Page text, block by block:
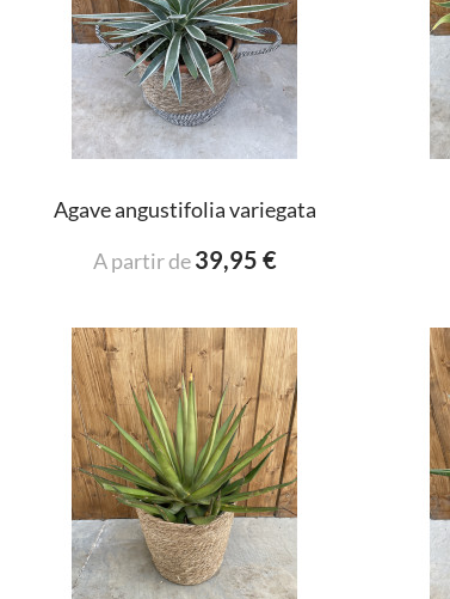
Agave angustifolia variegata
A partir de39,95 €